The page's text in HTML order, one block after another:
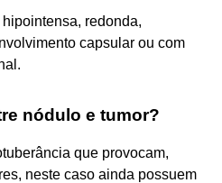
redonda,
capsular ou com
nódulo e tumor?
que provocam,
neste caso ainda possuem